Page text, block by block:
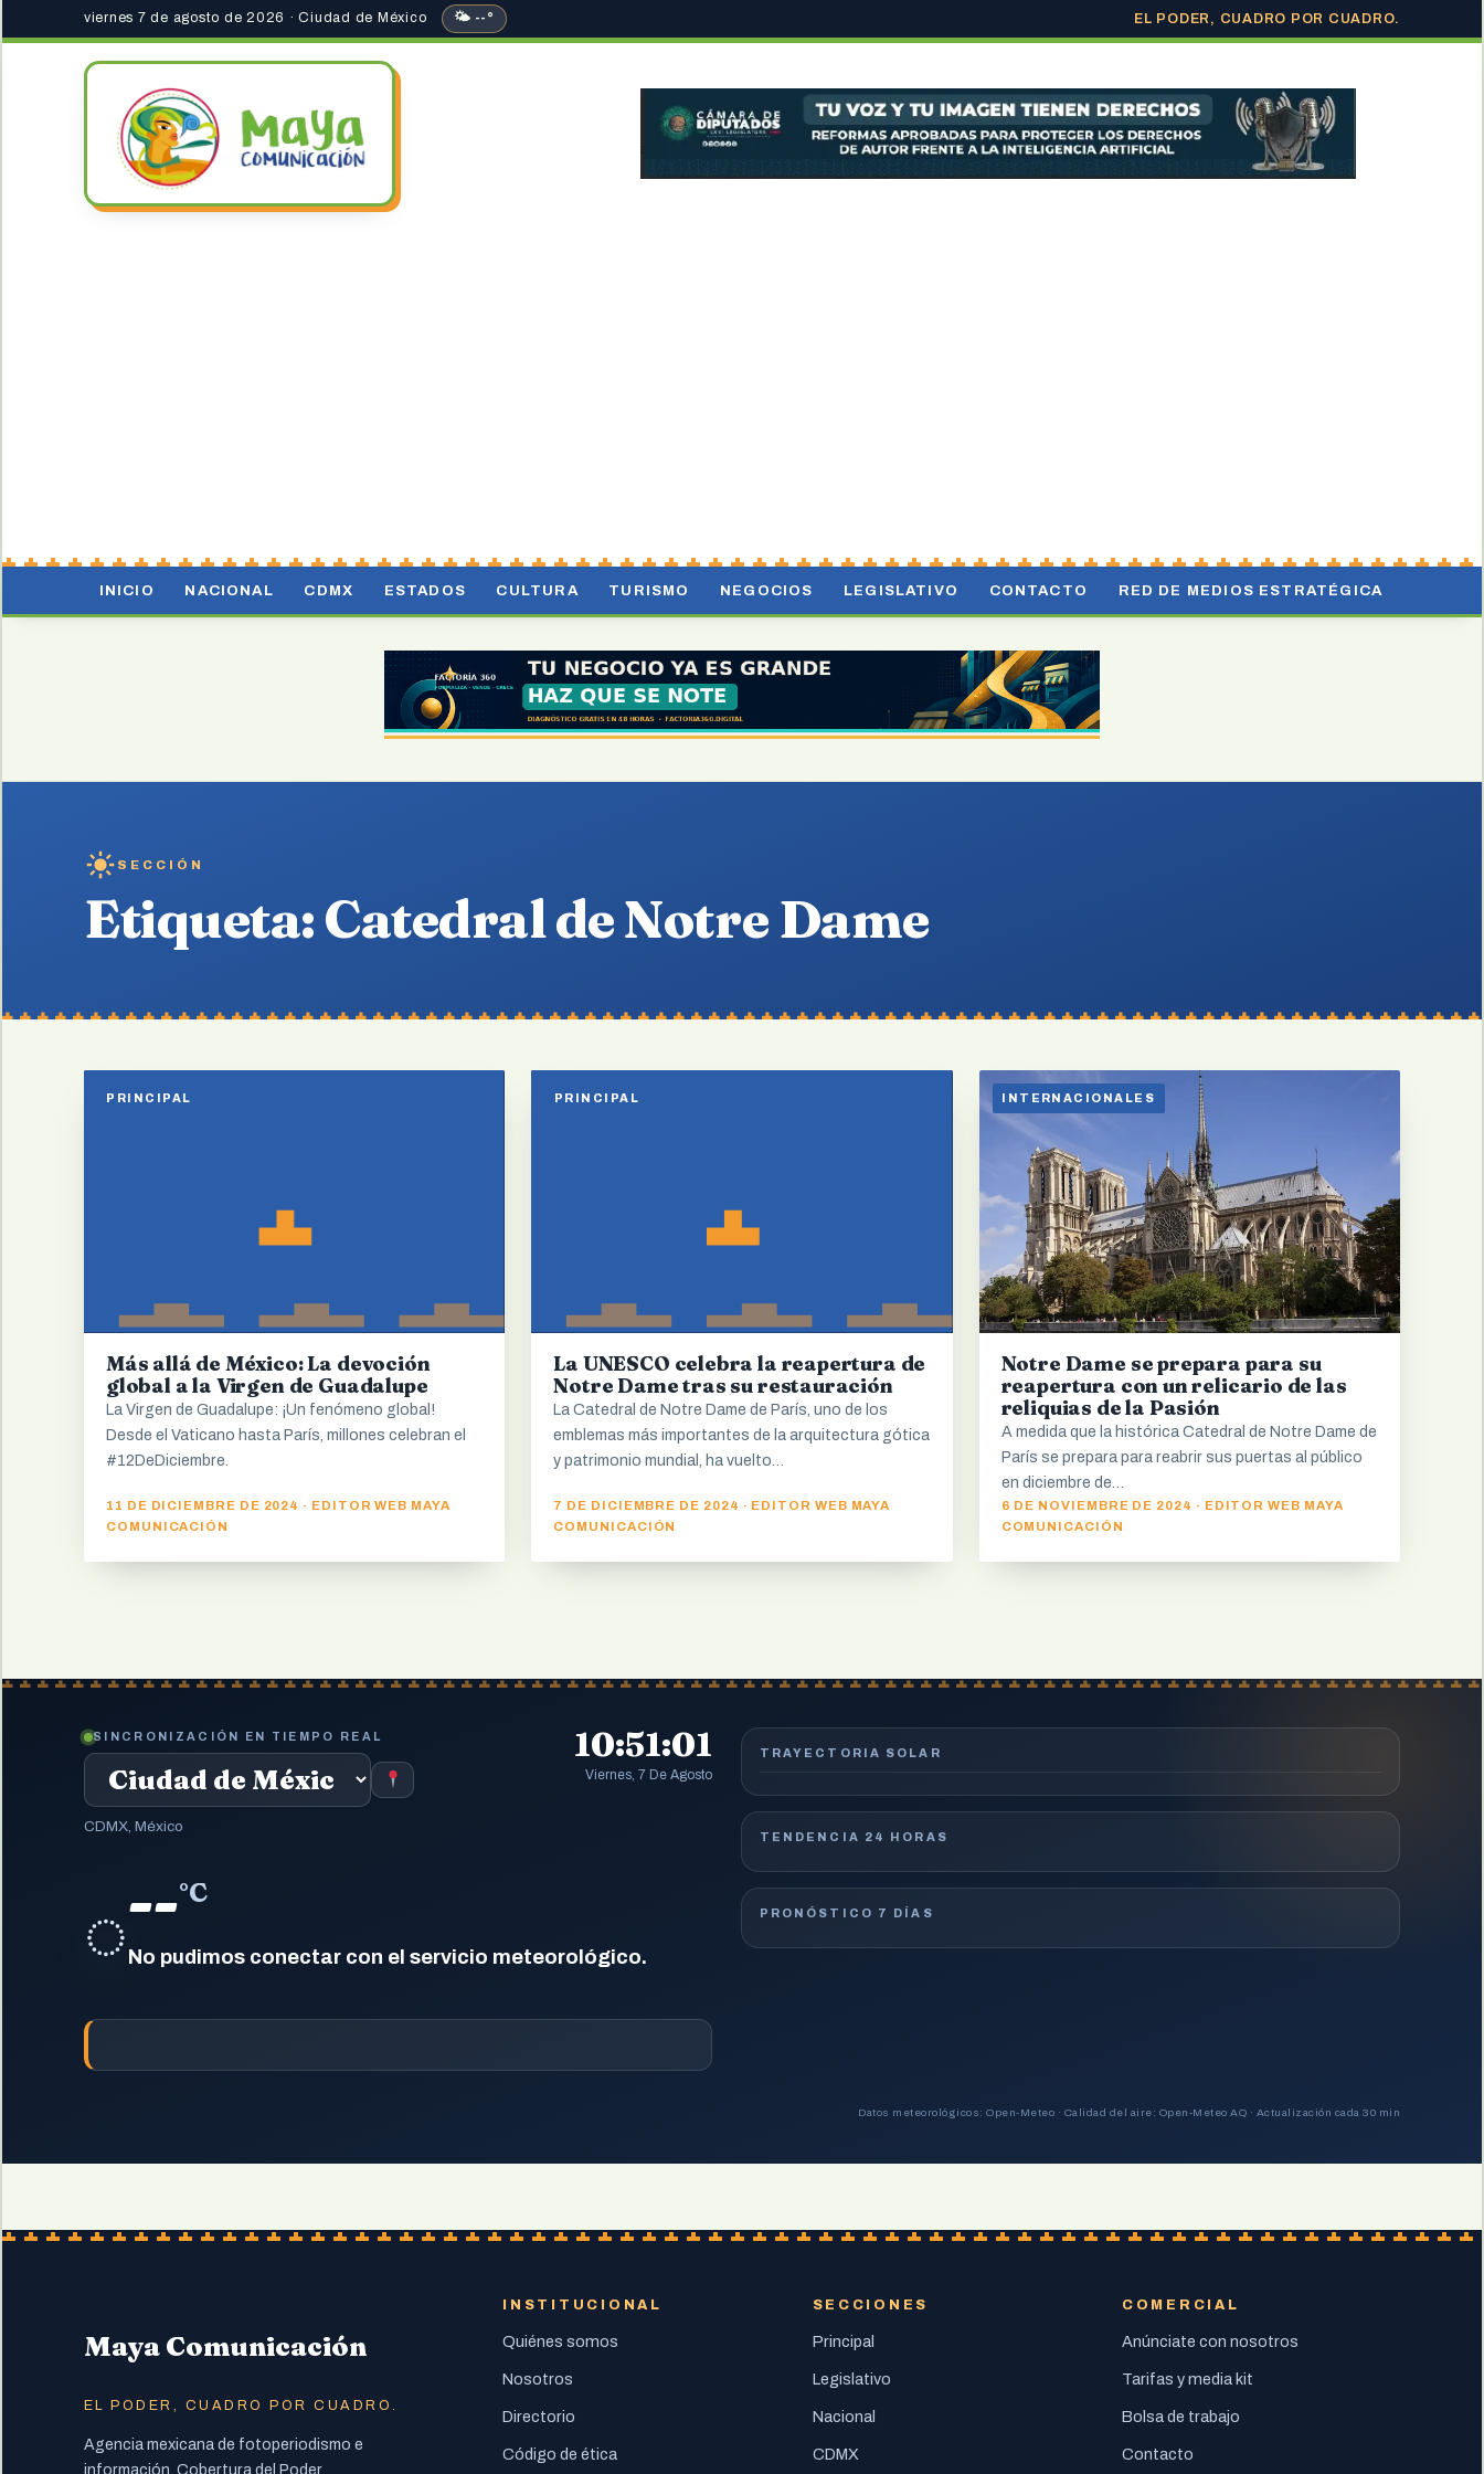
viernes 7 de agosto de 2026 · Ciudad de México 🌤 --° EL PODER, CUADRO POR CUADRO.
INICIO NACIONAL CDMX ESTADOS CULTURA TURISMO NEGOCIOS LEGISLATIVO CONTACTO RED DE MEDIOS ESTRATÉGICA
SECCIÓN
Etiqueta:Catedral de Notre Dame
PRINCIPAL
Más allá de México: La devoción
global a la Virgen de Guadalupe
La Virgen de Guadalupe: ¡Un fenómeno global!
Desde el Vaticano hasta París, millones celebran el
#12DeDiciembre.
11 DE DICIEMBRE DE 2024 · EDITOR WEB MAYA
COMUNICACIÓN
PRINCIPAL
La UNESCO celebra la reapertura de
Notre Dame tras su restauración
La Catedral de Notre Dame de París, uno de los
emblemas más importantes de la arquitectura gótica
y patrimonio mundial, ha vuelto…
7 DE DICIEMBRE DE 2024 · EDITOR WEB MAYA
COMUNICACIÓN
INTERNACIONALES
Notre Dame se prepara para su
reapertura con un relicario de las
reliquias de la Pasión
A medida que la histórica Catedral de Notre Dame de
París se prepara para reabrir sus puertas al público
en diciembre de…
6 DE NOVIEMBRE DE 2024 · EDITOR WEB MAYA
COMUNICACIÓN
SINCRONIZACIÓN EN TIEMPO REAL
CDMX, México
10:51:02
Viernes, 7 De Agosto
◌--°C
No pudimos conectar con el servicio meteorológico.
TRAYECTORIA SOLAR
TENDENCIA 24 HORAS
PRONÓSTICO 7 DÍAS
Datos meteorológicos: Open-Meteo · Calidad del aire: Open-Meteo AQ · Actualización cada 30 min
Maya Comunicación
EL PODER, CUADRO POR CUADRO.
Agencia mexicana de fotoperiodismo e
información. Cobertura del Poder
INSTITUCIONAL
Quiénes somos
Nosotros
Directorio
Código de ética
SECCIONES
Principal
Legislativo
Nacional
CDMX
COMERCIAL
Anúnciate con nosotros
Tarifas y media kit
Bolsa de trabajo
Contacto